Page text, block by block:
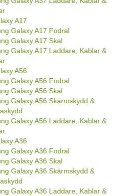
A17
Galaxy A17 Fodral
Galaxy A17 Skal
Galaxy A17 Laddare, Kablar &
A56
Galaxy A56 Fodral
Galaxy A56 Skal
Galaxy A56 Skärmskydd &
Galaxy A56 Laddare, Kablar &
A36
Galaxy A36 Fodral
Galaxy A36 Skal
Galaxy A36 Skärmskydd &
Galaxy A36 Laddare, Kablar &